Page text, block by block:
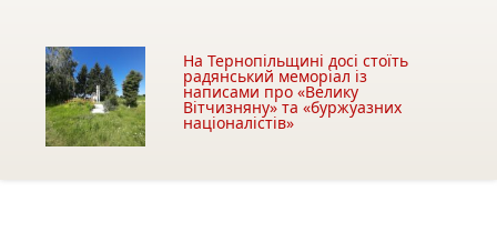
На Тернопільщині досі стоїть
радянський меморіал із
написами про «Велику
Вітчизняну» та «буржуазних
націоналістів»